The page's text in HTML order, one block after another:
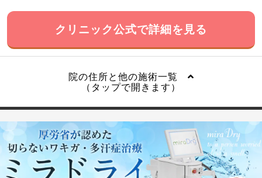
クリニック公式で詳細を見る
院の住所と他の施術一覧
（タップで開きます）